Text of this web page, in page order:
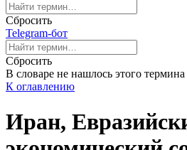
Сбросить
Telegram-бот
Сбросить
В словаре не нашлось этого термина
К оглавлению
Иран,